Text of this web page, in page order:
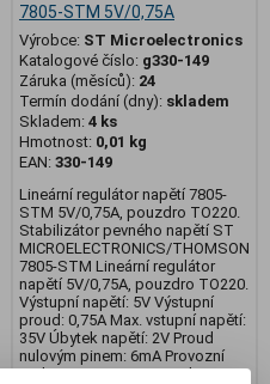
7805-STM 5V/0,75A
Výrobce: ST Microelectronics
Katalogové číslo: g330-149
Záruka (měsíců): 24
Termín dodání (dny): skladem
Skladem: 4 ks
Hmotnost: 0,01 kg
EAN: 330-149
Lineární regulátor napětí 7805-
STM 5V/0,75A, pouzdro TO220.
Stabilizátor pevného napětí ST
MICROELECTRONICS/THOMSON
7805-STM Lineární regulátor
napětí 5V/0,75A, pouzdro TO220.
Výstupní napětí: 5V Výstupní
proud: 0,75A Max. vstupní napětí:
35V Úbytek napětí: 2V Proud
nulovým pinem: 6mA Provozní
teplota: -55..150°C Pouzdro: